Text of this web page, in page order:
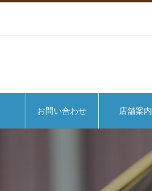
お問い合わせ 店舗案内